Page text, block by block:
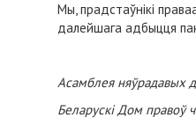
Мы, прадстаўнікі
далейшага адбыцця
Асамблея няўрадавых
Беларускі Дом правоў